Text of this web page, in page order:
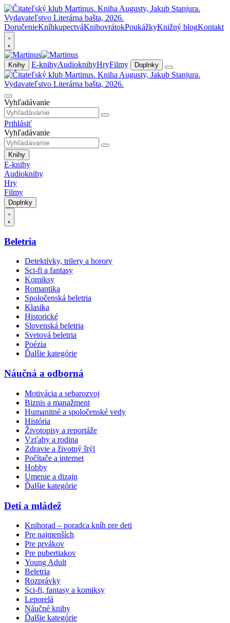
DoručenieKníhkupectváKnihovrátokPoukážkyKnižný blogKontakt
Knihy E-knihyAudioknihyHryFilmy Doplnky
Vyhľadávanie
Prihlásiť
Vyhľadávanie
Knihy
E-knihy
Audioknihy
Hry
Filmy
Doplnky
Beletria
Detektívky, trilery a horory
Sci-fi a fantasy
Komiksy
Romantika
Spoločenská beletria
Klasika
Historické
Slovenská beletria
Svetová beletria
Poézia
Ďalšie kategórie
Náučná a odborná
Motivácia a sebarozvoj
Biznis a manažment
Humanitné a spoločenské vedy
História
Životopisy a reportáže
Vzťahy a rodina
Zdravie a životný štýl
Počítače a internet
Hobby
Umenie a dizajn
Ďalšie kategórie
Deti a mládež
Knihorad – poradca kníh pre deti
Pre najmenších
Pre prvákov
Pre pubertiakov
Young Adult
Beletria
Rozprávky
Sci-fi, fantasy a komiksy
Leporelá
Náučné knihy
Ďalšie kategórie